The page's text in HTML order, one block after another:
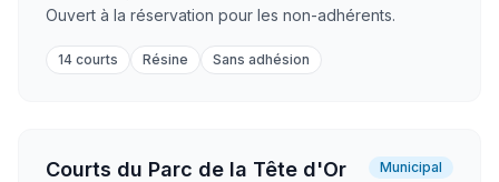
Ouvert à la réservation pour les non-adhérents.
14 courts Résine Sans adhésion
Courts du Parc de la Tête d'Or Municipal